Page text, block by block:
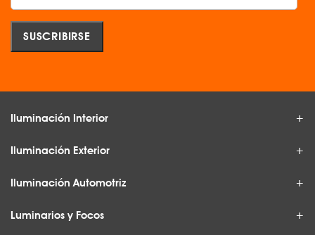
Iluminación Interior
Iluminación Exterior
Iluminación Automotriz
Luminarios y Focos